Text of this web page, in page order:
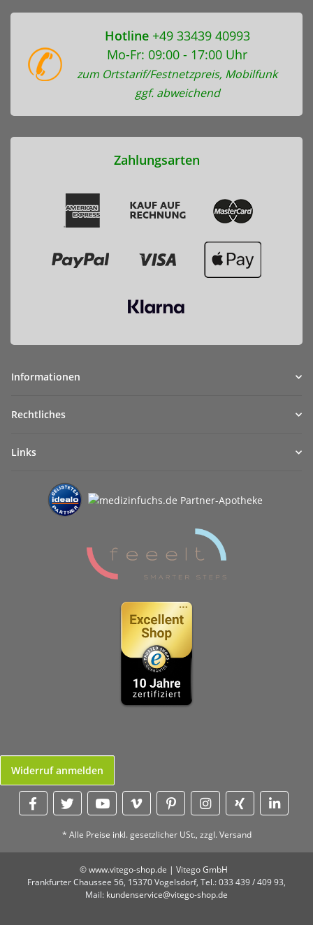
Hotline+49 33439 40993
Mo-Fr: 09:00 - 17:00 Uhr
zum Ortstarif/Festnetzpreis, Mobilfunk
ggf. abweichend
Zahlungsarten
Informationen
Rechtliches
Links
Widerruf anmelden
* Alle Preise inkl. gesetzlicher USt., zzgl.Versand
© www.vitego-shop.de | Vitego GmbH
Frankfurter Chaussee 56, 15370 Vogelsdorf, Tel.: 033 439 / 409 93,
Mail: kundenservice@vitego-shop.de